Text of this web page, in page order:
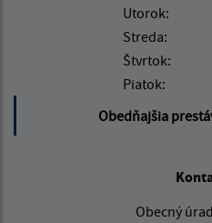
Utorok:
Streda:
Štvrtok:
Piatok:
Obedňajšia
Obecný